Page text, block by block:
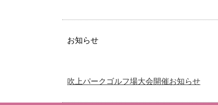
お知らせ
吹上パークゴルフ場大会開催お知らせ